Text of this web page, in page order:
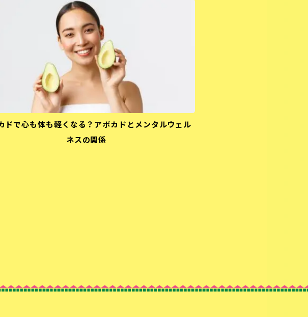
ドで心も体も軽くなる？アボカドとメンタルウェル
ネスの関係